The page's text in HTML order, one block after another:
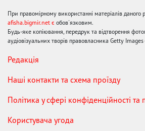
При правомірному використанні матеріалів даного
afisha.bigmir.net є обов'язковим.
Будь-яке копіювання, передрук та відтворення
аудіовізуальних творів правовласника Getty
Редакція
Наші контакти та схема проїзду
Політика у сфері конфіденційності
Користувача угода